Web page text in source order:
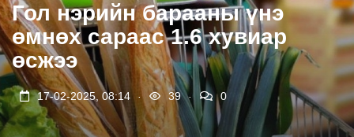
Гол нэрийн барааны үнэ
өмнөх сараас 1.6 хувиар
өсжээ
17-02-2025, 08:14 39 0